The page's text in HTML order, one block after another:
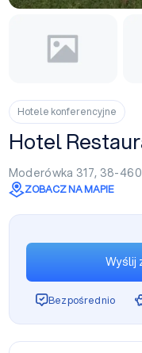
Hotele konferencyjne
Hotel
Moderówka 317, 38-
ZOBACZ NA MAPIE
Wyślij
Bezpośrednio